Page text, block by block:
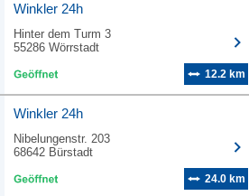
Winkler 24h
Hinter dem Turm 3
55286 Wörrstadt
12.2 km
Winkler 24h
Nibelungenstr. 203
68642 Bürstadt
24.0 km